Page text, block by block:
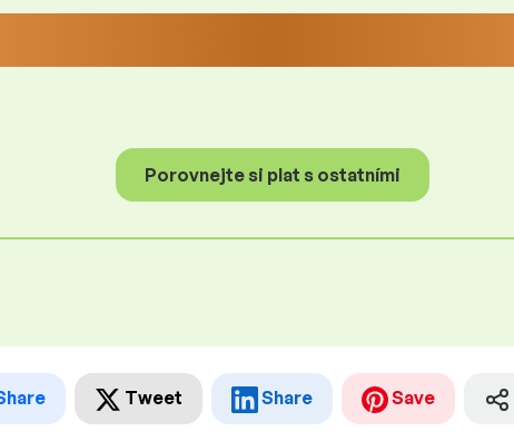
Porovnejte si plat s ostatními
Tweet Share Save